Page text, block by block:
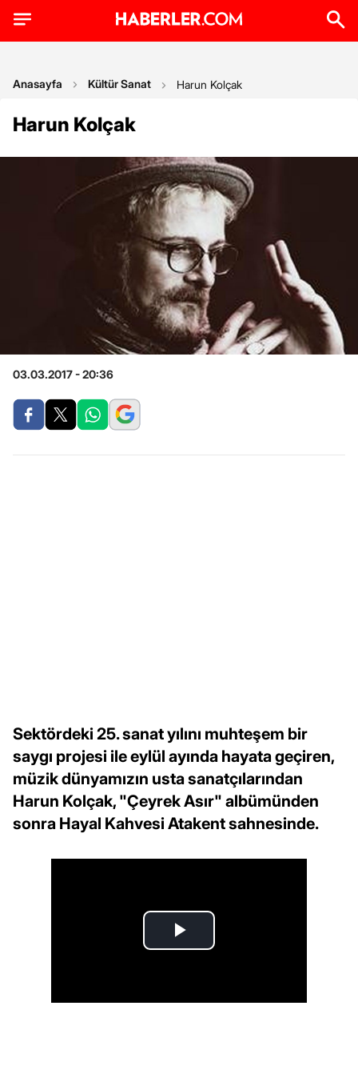
Anasayfa Kültür Sanat Harun Kolçak
Harun Kolçak
03.03.2017 - 20:36
Sektördeki 25. sanat yılını muhteşem bir
saygı projesi ile eylül ayında hayata geçiren,
müzik dünyamızın usta sanatçılarından
Harun Kolçak, "Çeyrek Asır" albümünden
sonra Hayal Kahvesi Atakent sahnesinde.